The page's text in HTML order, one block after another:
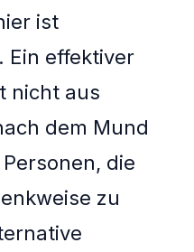
ist
Ein effektiver
nicht aus
dem Mund
die
zu